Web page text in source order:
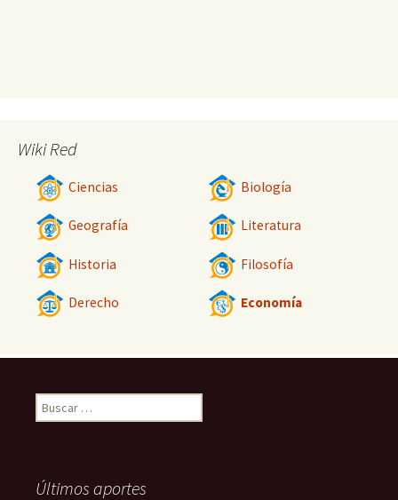
Wiki Red
Ciencias Biología
Geografía Literatura
Historia Filosofía
Derecho Economía
Buscar:
Últimos aportes